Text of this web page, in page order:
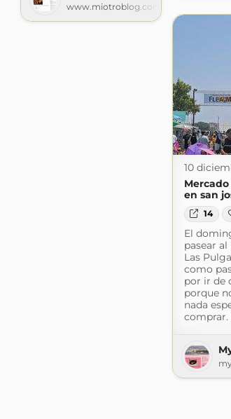
www.miotroblog.com
10
en san
14
El
pasear
Las
como
por ir de
porque
nada
comprar.